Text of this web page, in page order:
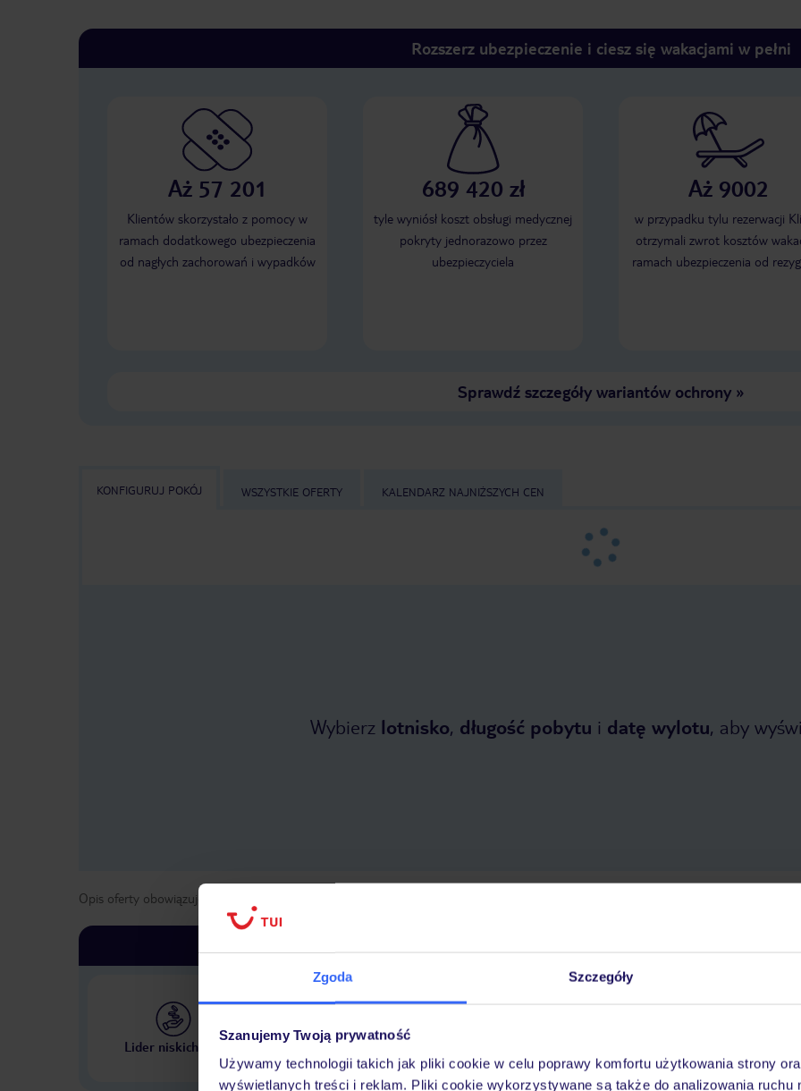
Zgoda Szczegóły
Szanujemy Twoją prywatność
Używamy technologii takich jak pliki cookie w celu poprawy komfortu użytkowania strony
wyświetlanych treści i reklam. Pliki cookie wykorzystywane są także do analizowania ruchu
Odjęłam jedna gwiazdkę za bardzo
mały basen ( wyglada na dużo
Rozszerz ubezpieczenie i ciesz się wakacjami w pełni
Aż 57 201
Klientów skorzystało z pomocy w
ramach dodatkowego ubezpieczenia
od nagłych zachorowań i wypadków
689 420 zł
tyle wyniósł koszt obsługi medycznej
pokryty jednorazowo przez
ubezpieczyciela
Aż 9002
w przypadku tylu rezerwacji
otrzymali zwrot kosztów
ramach ubezpieczenia od
Sprawdź szczegóły wariantów ochrony»
KONFIGURUJ POKÓJ WSZYSTKIE OFERTY KALENDARZ NAJNIŻSZYCH CEN
Wybierz lotnisko, długość pobytu i datę wylotu, aby
Opis oferty obowiązuje dla wyjazdów w terminie
Lider niskich cen
Największe biuro podróży
w Polsce
wakacjach 24/7